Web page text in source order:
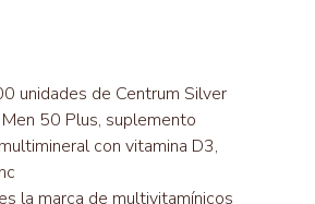
unidades de Centrum Silver
50 Plus, suplemento
con vitamina D3,
la marca de multivitamínicos